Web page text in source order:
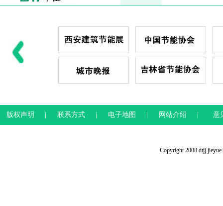
版权声明 联系方式 电子地图 网站介绍 意
Copyright 2008